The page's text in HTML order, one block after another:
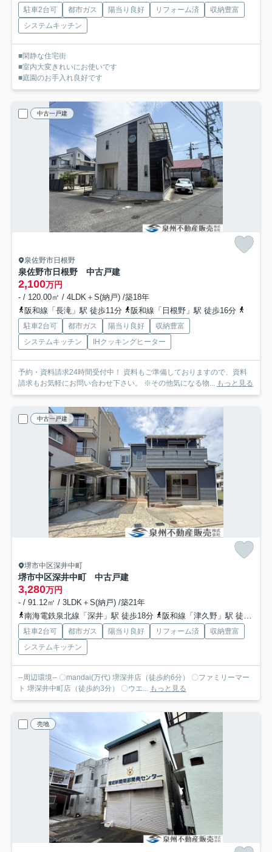
駐車2台可 都市ガス 陽当り良好 リフォーム済
収納豊富
システムキッチン
■閑静な住宅街
■室内大変きれいにお使いです
■庭園のお手入れ良好です
中古一戸建
泉佐野市日根野
泉佐野市日根野 中古戸建
2,100万円
- / 120.00㎡ / 4LDK＋S(納戸) /築18年
阪和線「長滝」駅 徒歩11分
阪和線「日根野」駅 徒歩16分
駐車2台可 都市ガス 陽当り良好
収納豊富
システムキッチン
IHクッキングヒーター
予約・資料請求24時間受付中！ 資料もご準備しておりますので、資料
請求もお気軽にお問い合わせ下さい。 ※その他気になる物... もっと見る
中古一戸建
堺市中区深井中町
堺市中区深井中町 中古戸建
3,280万円
- / 91.12㎡ / 3LDK＋S(納戸) /築21年
南海電鉄泉北線「深井」駅 徒歩18分
阪和線「津久野」駅 徒歩28分
駐車2台可 都市ガス 陽当り良好 リフォーム済
収納豊富
システムキッチン
--周辺環境-- 〇mandai(万代) 堺深井店（徒歩約6分） 〇ファミリーマー
ト 堺深井中町店（徒歩約3分） 〇ウエ... もっと見る
売地